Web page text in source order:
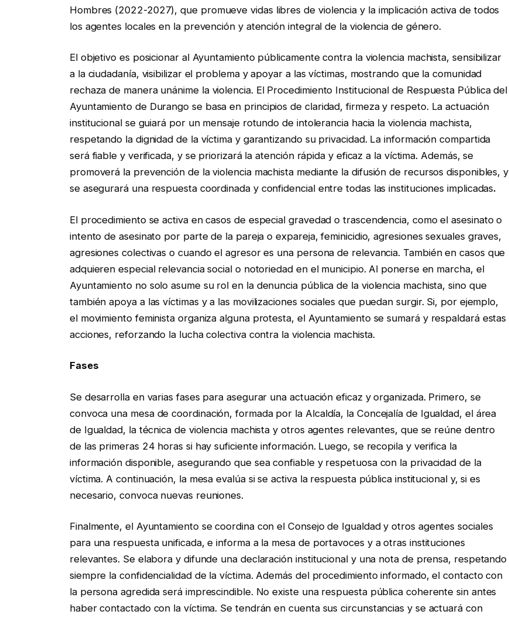
Hombres (2022-2027), que promueve vidas libres de violencia y la implicación activa de todos
los agentes locales en la prevención y atención integral de la violencia de género.
El objetivo es posicionar al Ayuntamiento públicamente contra la violencia machista, sensibilizar
a la ciudadanía, visibilizar el problema y apoyar a las víctimas, mostrando que la comunidad
rechaza de manera unánime la violencia. El Procedimiento Institucional de Respuesta Pública del
Ayuntamiento de Durango se basa en principios de claridad, firmeza y respeto. La actuación
institucional se guiará por un mensaje rotundo de intolerancia hacia la violencia machista,
respetando la dignidad de la víctima y garantizando su privacidad. La información compartida
será fiable y verificada, y se priorizará la atención rápida y eficaz a la víctima. Además, se
promoverá la prevención de la violencia machista mediante la difusión de recursos disponibles, y
se asegurará una respuesta coordinada y confidencial entre todas las instituciones implicadas.
El procedimiento se activa en casos de especial gravedad o trascendencia, como el asesinato o
intento de asesinato por parte de la pareja o expareja, feminicidio, agresiones sexuales graves,
agresiones colectivas o cuando el agresor es una persona de relevancia. También en casos que
adquieren especial relevancia social o notoriedad en el municipio. Al ponerse en marcha, el
Ayuntamiento no solo asume su rol en la denuncia pública de la violencia machista, sino que
también apoya a las víctimas y a las movilizaciones sociales que puedan surgir. Si, por ejemplo,
el movimiento feminista organiza alguna protesta, el Ayuntamiento se sumará y respaldará estas
acciones, reforzando la lucha colectiva contra la violencia machista.
Fases
Se desarrolla en varias fases para asegurar una actuación eficaz y organizada. Primero, se
convoca una mesa de coordinación, formada por la Alcaldía, la Concejalía de Igualdad, el área
de Igualdad, la técnica de violencia machista y otros agentes relevantes, que se reúne dentro
de las primeras 24 horas si hay suficiente información. Luego, se recopila y verifica la
información disponible, asegurando que sea confiable y respetuosa con la privacidad de la
víctima. A continuación, la mesa evalúa si se activa la respuesta pública institucional y, si es
necesario, convoca nuevas reuniones.
Finalmente, el Ayuntamiento se coordina con el Consejo de Igualdad y otros agentes sociales
para una respuesta unificada, e informa a la mesa de portavoces y a otras instituciones
relevantes. Se elabora y difunde una declaración institucional y una nota de prensa, respetando
siempre la confidencialidad de la víctima. Además del procedimiento informado, el contacto con
la persona agredida será imprescindible. No existe una respuesta pública coherente sin antes
haber contactado con la víctima. Se tendrán en cuenta sus circunstancias y se actuará con